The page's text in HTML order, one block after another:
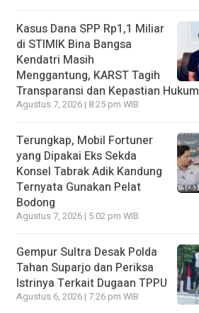
Kasus Dana SPP Rp1,1 Miliar
di STIMIK Bina Bangsa
Kendatri Masih
Menggantung, KARST Tagih
Transparansi dan Kepastian Hukum
Agustus 7, 2026 | 8:25 pm WIB
Terungkap, Mobil Fortuner
yang Dipakai Eks Sekda
Konsel Tabrak Adik Kandung
Ternyata Gunakan Pelat
Bodong
Agustus 7, 2026 | 5:02 pm WIB
Gempur Sultra Desak Polda
Tahan Suparjo dan Periksa
Istrinya Terkait Dugaan TPPU
Agustus 6, 2026 | 7:26 pm WIB